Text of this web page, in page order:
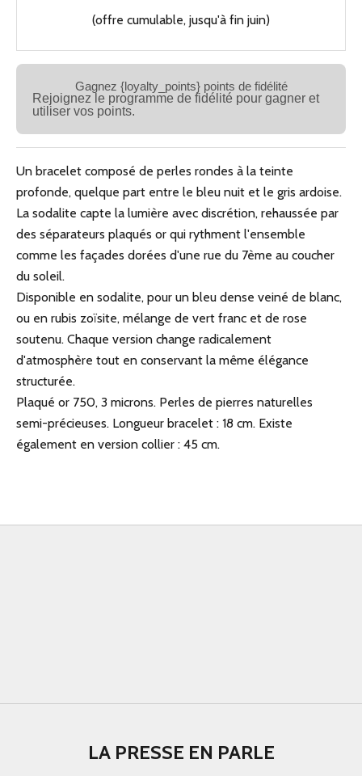
(offre cumulable, jusqu'à fin juin)
Gagnez {loyalty_points} points de fidélité
Rejoignez le programme de fidélité pour gagner et
utiliser vos points.
Un bracelet composé de perles rondes à la teinte
profonde, quelque part entre le bleu nuit et le gris ardoise.
La sodalite capte la lumière avec discrétion, rehaussée par
des séparateurs plaqués or qui rythment l'ensemble
comme les façades dorées d'une rue du 7ème au coucher
du soleil.
Disponible en sodalite, pour un bleu dense veiné de blanc,
ou en rubis zoïsite, mélange de vert franc et de rose
soutenu. Chaque version change radicalement
d'atmosphère tout en conservant la même élégance
structurée.
Plaqué or 750, 3 microns. Perles de pierres naturelles
semi-précieuses. Longueur bracelet : 18 cm. Existe
également en version collier : 45 cm.
LA PRESSE EN PARLE